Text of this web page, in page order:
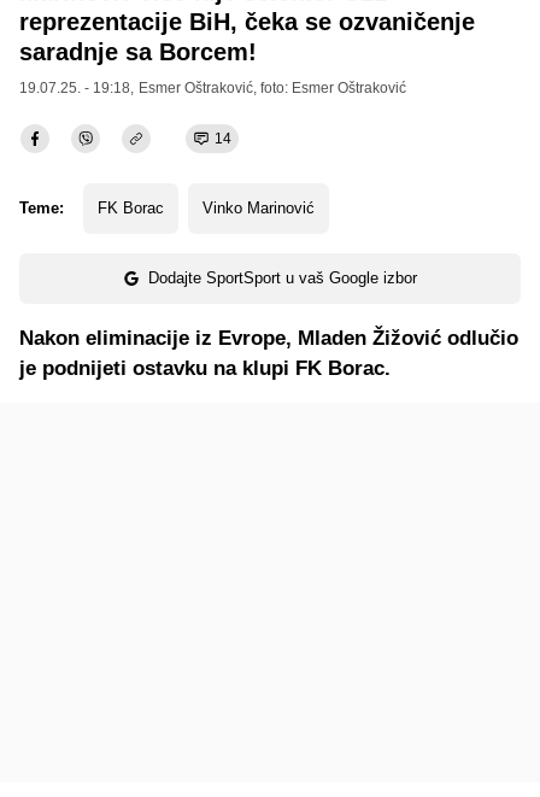
reprezentacije BiH, čeka se ozvaničenje
saradnje sa Borcem!
19.07.25. - 19:18, Esmer Oštraković , foto: Esmer Oštraković
14
Teme: FK Borac Vinko Marinović
Dodajte SportSport u vaš Google izbor
Nakon eliminacije iz Evrope, Mladen Žižović odlučio
je podnijeti ostavku na klupi FK Borac.